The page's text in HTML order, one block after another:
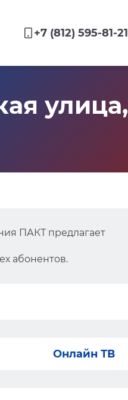
+7 (812) 595-81-21
улица,
ПАКТ предлагает
абонентов.
Онлайн ТВ